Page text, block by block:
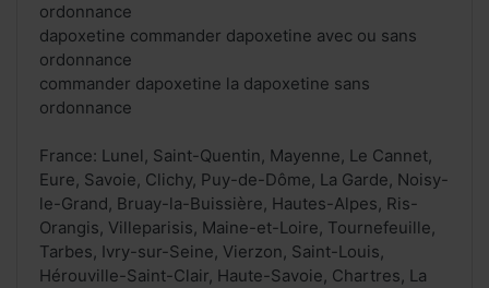
ordonnance
dapoxetine commander dapoxetine avec ou sans
ordonnance
commander dapoxetine la dapoxetine sans
ordonnance
France: Lunel, Saint-Quentin, Mayenne, Le Cannet,
Eure, Savoie, Clichy, Puy-de-Dôme, La Garde, Noisy-
le-Grand, Bruay-la-Buissière, Hautes-Alpes, Ris-
Orangis, Villeparisis, Maine-et-Loire, Tournefeuille,
Tarbes, Ivry-sur-Seine, Vierzon, Saint-Louis,
Hérouville-Saint-Clair, Haute-Savoie, Chartres, La